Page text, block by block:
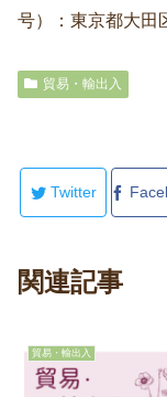
号）：東京都大田
貿易・輸出入
Twitter
関連記事
貿易・輸出入